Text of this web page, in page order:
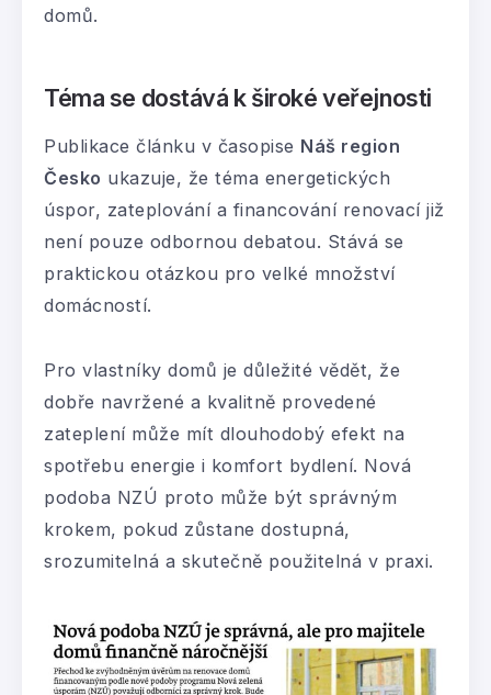
domů.
Téma se dostává k široké veřejnosti
Publikace článku v časopise Náš region
Česko ukazuje, že téma energetických
úspor, zateplování a financování renovací již
není pouze odbornou debatou. Stává se
praktickou otázkou pro velké množství
domácností.
Pro vlastníky domů je důležité vědět, že
dobře navržené a kvalitně provedené
zateplení může mít dlouhodobý efekt na
spotřebu energie i komfort bydlení. Nová
podoba NZÚ proto může být správným
krokem, pokud zůstane dostupná,
srozumitelná a skutečně použitelná v praxi.